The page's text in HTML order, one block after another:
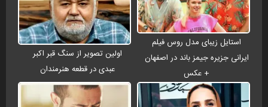
استایل زیبای مدل روس فیلم
ایرانی جزیره جیمز باند در اصفهان
+ عکس
اولین تصویر از سنگ قبر اکبر
عبدی در قطعه هنرمندان